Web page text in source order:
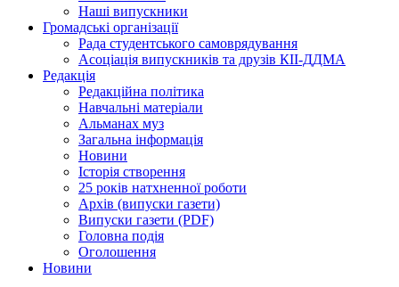
Наші випускники
Громадські організації
Рада студентського самоврядування
Асоціація випускників та друзів КІІ-ДДМА
Редакція
Редакційна політика
Навчальні матеріали
Альманах муз
Загальна інформація
Новини
Історія створення
25 років натхненної роботи
Архів (випуски газети)
Випуски газети (PDF)
Головна подія
Оголошення
Новини